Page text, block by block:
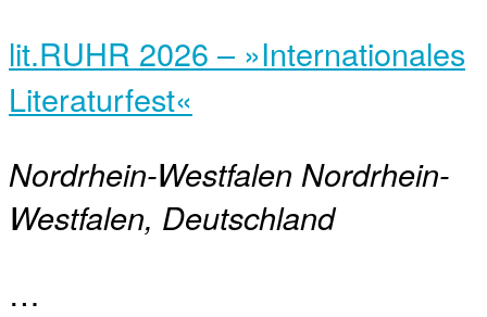
lit.RUHR 2026 – »Internationales
Literaturfest«
Nordrhein-Westfalen Nordrhein-
Westfalen, Deutschland
…